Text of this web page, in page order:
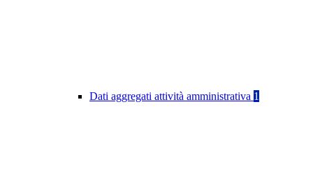
Dati aggregati attività amministrativa 1